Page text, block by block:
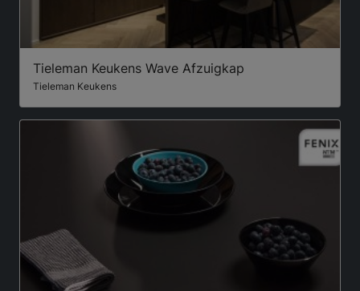
Tieleman Keukens Wave Afzuigkap
Tieleman Keukens